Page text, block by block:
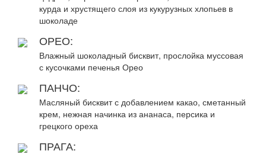
курда и хрустящего слоя из кукурузных хлопьев в
шоколаде
ОРЕО:
Влажный шоколадный бисквит, прослойка муссовая
с кусочками печенья Орео
ПАНЧО:
Масляный бисквит с добавлением какао, сметанный
крем, нежная начинка из ананаса, персика и
грецкого ореха
ПРАГА: